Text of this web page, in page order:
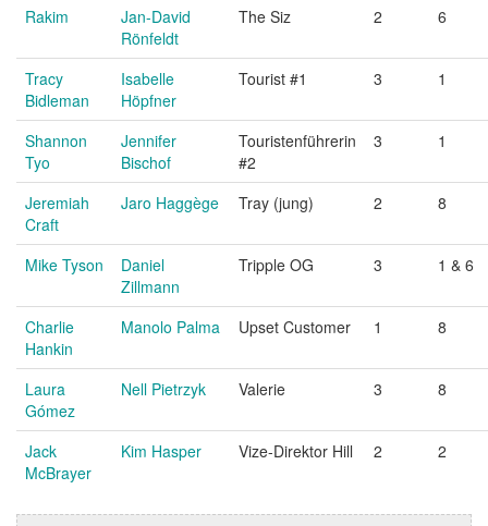
Rakim
Jan-David
Rönfeldt
The Siz 2 6
Tracy
Bidleman
Isabelle
Höpfner
Tourist #1 3 1
Shannon
Tyo
Jennifer
Bischof
Touristenführerin
#2
3 1
Jeremiah
Craft
Jaro Haggège Tray (jung) 2 8
Mike Tyson
Daniel
Zillmann
Tripple OG 3 1 & 6
Charlie
Hankin
Manolo Palma Upset Customer 1 8
Laura
Gómez
Nell Pietrzyk Valerie 3 8
Jack
McBrayer
Kim Hasper Vize-Direktor Hill 2 2